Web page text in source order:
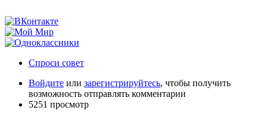
Спроси совет
Войдите или зарегистрируйтесь, чтобы получить
возможность отправлять комментарии
5251 просмотр